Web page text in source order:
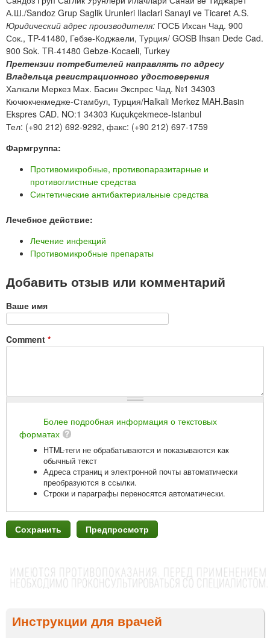
А.Ш./Sandoz Grup Saglik Urunleri Ilaclari Sanayi ve Ticaret А.S.
Юридический адрес производителя: ГОСБ Ихсан Чад. 900
Сок., TP-41480, Гебзе-Коджаели, Турция/ GOSB Ihsan Dede Cad.
900 Sok. TR-41480 Gebze-Kocaeli, Turkey
Претензии потребителей направлять по адресу
Владельца регистрационного удостоверения
Халкали Меркез Мах. Басин Экспрес Чад. №1 34303
Кючюкчекмедже-Стамбул, Турция/Halkali Merkez MAH.Basin
Ekspres CAD. NO:1 34303 Kuçukçekmece-Istanbul
Тел: (+90 212) 692-9292, факс: (+90 212) 697-1759
Фармгруппа:
Противомикробные, противопаразитарные и
противоглистные средства
Синтетические антибактериальные средства
Лечебное действие:
Лечение инфекций
Противомикробные препараты
Добавить отзыв или комментарий
Ваше имя
Comment *
Более подробная информация о текстовых
форматах
HTML-теги не обрабатываются и показываются как
обычный текст
Адреса страниц и электронной почты автоматически
преобразуются в ссылки.
Строки и параграфы переносятся автоматически.
Инструкции для врачей